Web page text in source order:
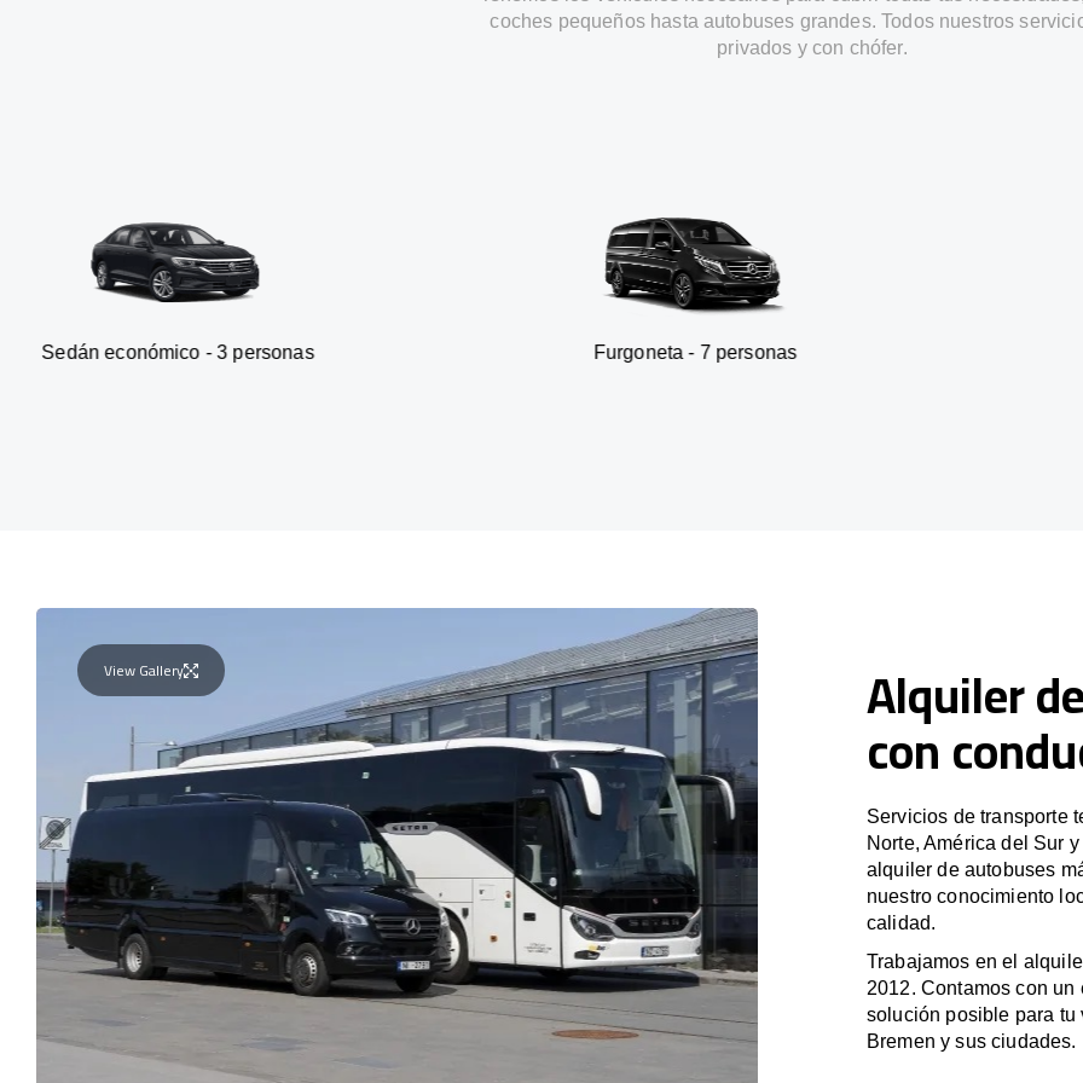
coches pequeños hasta autobuses grandes. Todos nuestros
privados y con chófer.
- 3 personas Furgoneta - 7 personas SUV - 3
View Gallery Alquiler
con
Servicios de transporte
Norte, América del Sur
alquiler de autobuses
nuestro conocimiento
calidad.
Trabajamos en el
2012. Contamos con
solución posible para tu
Bremen y sus ciudades.